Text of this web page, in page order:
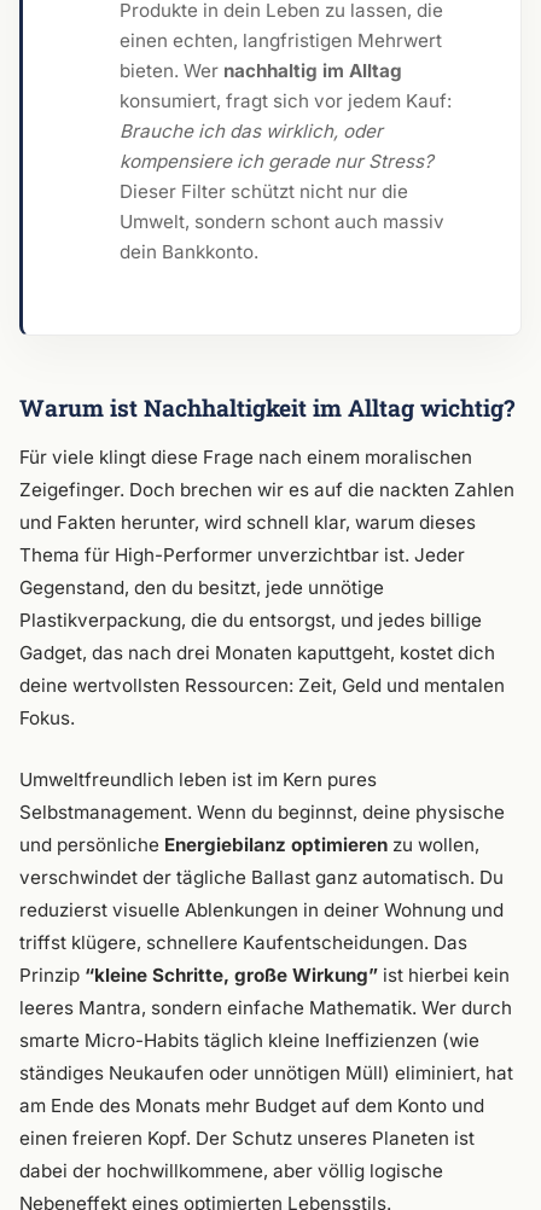
Produkte in dein Leben zu lassen, die
einen echten, langfristigen Mehrwert
bieten. Wer nachhaltig im Alltag
konsumiert, fragt sich vor jedem Kauf:
Brauche ich das wirklich, oder
kompensiere ich gerade nur Stress?
Dieser Filter schützt nicht nur die
Umwelt, sondern schont auch massiv
dein Bankkonto.
Warum ist Nachhaltigkeit im Alltag wichtig?
Für viele klingt diese Frage nach einem moralischen
Zeigefinger. Doch brechen wir es auf die nackten Zahlen
und Fakten herunter, wird schnell klar, warum dieses
Thema für High-Performer unverzichtbar ist. Jeder
Gegenstand, den du besitzt, jede unnötige
Plastikverpackung, die du entsorgst, und jedes billige
Gadget, das nach drei Monaten kaputtgeht, kostet dich
deine wertvollsten Ressourcen: Zeit, Geld und mentalen
Fokus.
Umweltfreundlich leben ist im Kern pures
Selbstmanagement. Wenn du beginnst, deine physische
und persönliche Energiebilanz optimieren zu wollen,
verschwindet der tägliche Ballast ganz automatisch. Du
reduzierst visuelle Ablenkungen in deiner Wohnung und
triffst klügere, schnellere Kaufentscheidungen. Das
Prinzip “kleine Schritte, große Wirkung” ist hierbei kein
leeres Mantra, sondern einfache Mathematik. Wer durch
smarte Micro-Habits täglich kleine Ineffizienzen (wie
ständiges Neukaufen oder unnötigen Müll) eliminiert, hat
am Ende des Monats mehr Budget auf dem Konto und
einen freieren Kopf. Der Schutz unseres Planeten ist
dabei der hochwillkommene, aber völlig logische
Nebeneffekt eines optimierten Lebensstils.